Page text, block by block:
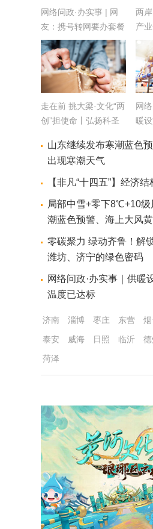
网络问政·办实事 | 网
友：携号转网要办套餐
通信管理局：已整改
两
产
走在前 挑大梁·文化“两
创”担使命丨弘扬科圣
技文化时代价值
网
暖
山东继续发布寒潮蓝色
出现寒潮天气
【非凡“十四五”】经济
局部中雪+零下8℃+10级
潮蓝色预警、海上大风
零碳聚力 绿动齐鲁！解
潍坊、济宁的绿色密码
网络问政·办实事｜供暖
温度已达标
济南 淄博 枣庄 东营
泰安
威海 日照 临沂 德
菏泽